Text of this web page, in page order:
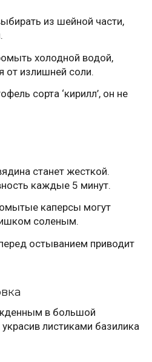
из шейной части,
холодной водой,
от излишней соли.
сорта ‘кирилл’, он не
станет жесткой.
каждые 5 минут.
каперсы могут
соленым.
остыванием приводит
в большой
листиками базилика